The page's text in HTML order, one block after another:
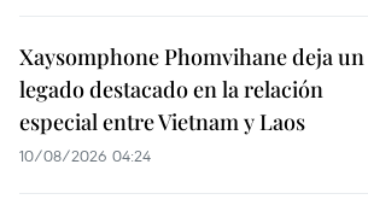
Xaysomphone Phomvihane deja un
legado destacado en la relación
especial entre Vietnam y Laos
10/08/2026 04:24